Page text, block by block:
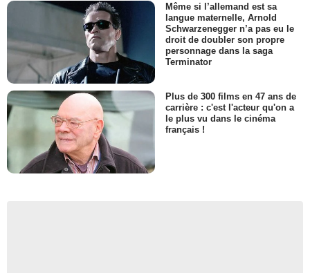
Même si l’allemand est sa
langue maternelle, Arnold
Schwarzenegger n’a pas eu le
droit de doubler son propre
personnage dans la saga
Terminator
Plus de 300 films en 47 ans de
carrière : c'est l'acteur qu'on a
le plus vu dans le cinéma
français !